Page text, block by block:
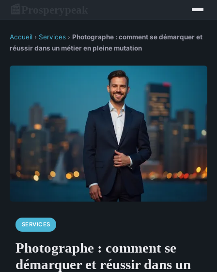
Accueil › Services › Photographe : comment se démarquer et
réussir dans un métier en pleine mutation
SERVICES
Photographe : comment se
démarquer et réussir dans un